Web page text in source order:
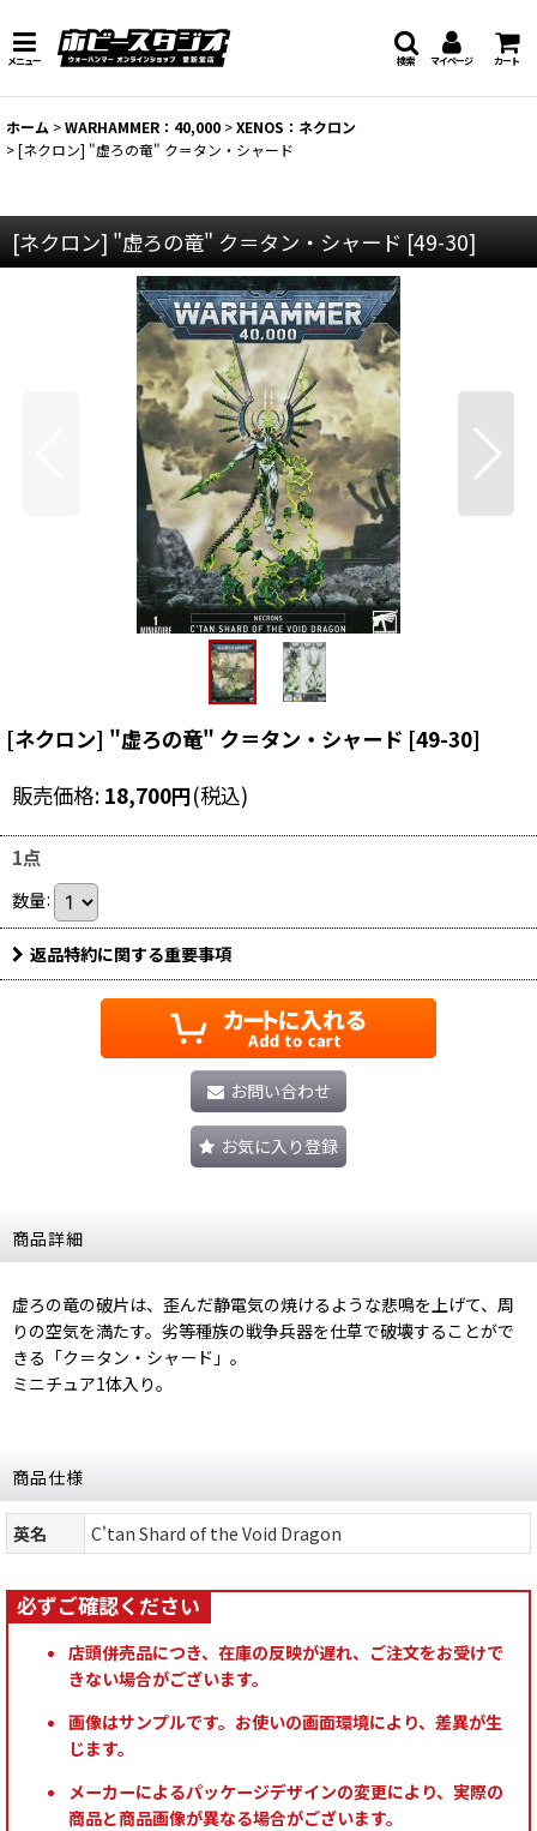
メニュー マイページ カート
検索
ホーム >WARHAMMER：40,000 >XENOS：ネクロン
>[ネクロン] "虚ろの竜" ク＝タン・シャード
[ネクロン] "虚ろの竜" ク＝タン・シャード [49-30]
[ネクロン] "虚ろの竜" ク＝タン・シャード [49-30]
販売価格: 18,700円(税込)
1点
数量:
返品特約に関する重要事項
お問い合わせ
お気に入り登録
商品詳細
虚ろの竜の破片は、歪んだ静電気の焼けるような悲鳴を上げて、周
りの空気を満たす。劣等種族の戦争兵器を仕草で破壊することがで
きる「ク＝タン・シャード」。
ミニチュア1体入り。
商品仕様
英名 C'tan Shard of the Void Dragon
店頭併売品につき、在庫の反映が遅れ、ご注文をお受けで
きない場合がございます。
画像はサンプルです。お使いの画面環境により、差異が生
じます。
メーカーによるパッケージデザインの変更により、実際の
商品と商品画像が異なる場合がございます。